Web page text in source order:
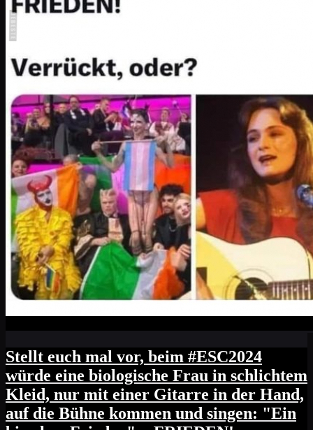
Stellt euch mal vor, beim #ESC2024
würde eine biologische Frau in schlichtem
Kleid, nur mit einer Gitarre in der Hand,
auf die Bühne kommen und singen: "Ein